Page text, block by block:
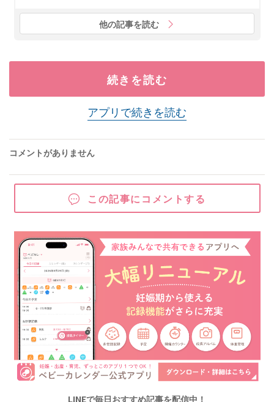
他の記事を読む
続きを読む
アプリで続きを読む
コメントがありません
この記事にコメントする
LINEで毎日おすすめ記事を配信中！